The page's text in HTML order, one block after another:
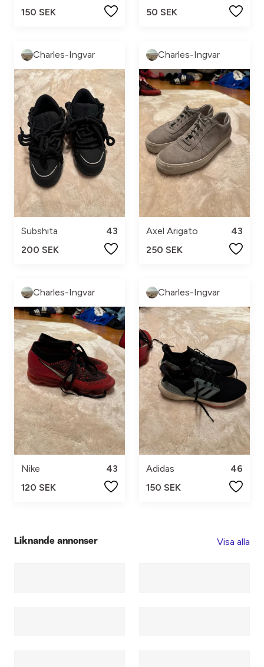
150 SEK
50 SEK
Charles-Ingvar
Subshita
43
200 SEK
Charles-Ingvar
Axel Arigato
43
250 SEK
Charles-Ingvar
Nike
43
120 SEK
Charles-Ingvar
Adidas
46
150 SEK
Liknande annonser Visa alla